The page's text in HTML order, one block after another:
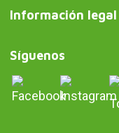
Información legal
Síguenos